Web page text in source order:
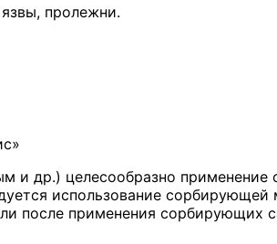
пролежни.
и др.) целесообразно
использование
после применения сорбирующих